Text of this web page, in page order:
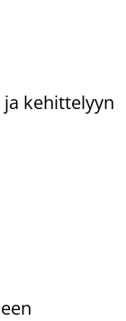
kehittelyyn